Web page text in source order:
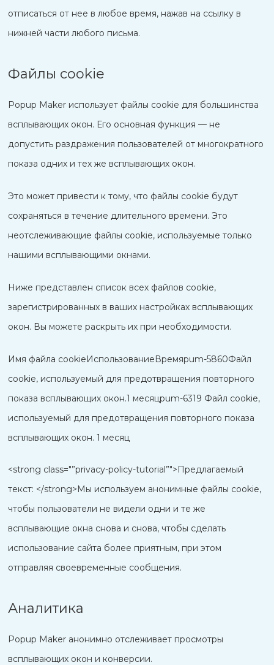
отписаться от нее в любое время, нажав на ссылку в
нижней части любого письма.
Файлы cookie
Popup Maker использует файлы cookie для большинства
всплывающих окон. Его основная функция — не
допустить раздражения пользователей от многократного
показа одних и тех же всплывающих окон.
Это может привести к тому, что файлы cookie будут
сохраняться в течение длительного времени. Это
неотслеживающие файлы cookie, используемые только
нашими всплывающими окнами.
Ниже представлен список всех файлов cookie,
зарегистрированных в ваших настройках всплывающих
окон. Вы можете раскрыть их при необходимости.
Имя файла cookieИспользованиеВремяpum-5860Файл
cookie, используемый для предотвращения повторного
показа всплывающих окон.1 месяцpum-6319 Файл cookie,
используемый для предотвращения повторного показа
всплывающих окон. 1 месяц
<strong class="”privacy-policy-tutorial”">Предлагаемый
текст: </strong>Мы используем анонимные файлы cookie,
чтобы пользователи не видели одни и те же
всплывающие окна снова и снова, чтобы сделать
использование сайта более приятным, при этом
отправляя своевременные сообщения.
Аналитика
Popup Maker анонимно отслеживает просмотры
всплывающих окон и конверсии.